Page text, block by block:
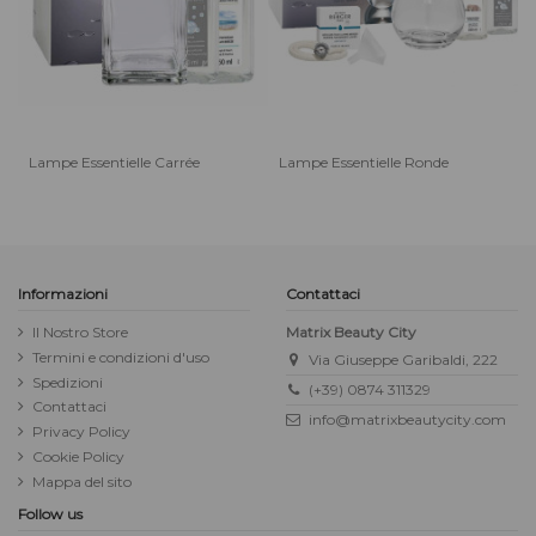
Lampe Essentielle Carrée Lampe Essentielle Ronde
Informazioni
Il Nostro Store
Termini e condizioni d'uso
Spedizioni
Contattaci
Privacy Policy
Cookie Policy
Mappa del sito
Contattaci
Matrix Beauty City
Via Giuseppe Garibaldi, 222
(+39) 0874 311329
info@matrixbeautycity.com
Follow us